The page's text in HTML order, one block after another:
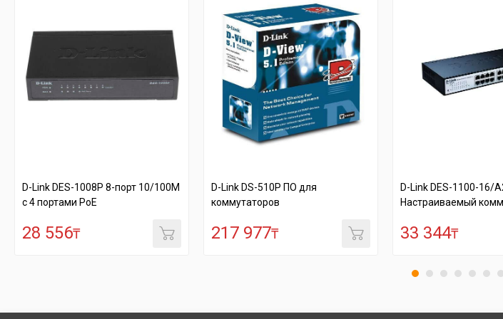
1008P 8-порт 10/100M
РоЕ
₸
D-Link DS-510P ПО для
коммутаторов
217 977₸
D-Link DES-1100-16/A2A
Настраиваемый комм EasySmar...
33 344 ₸